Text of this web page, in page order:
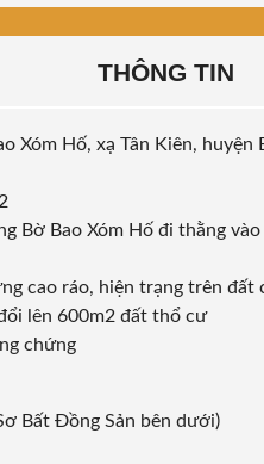
THÔNG TIN
Xóm Hố, xạ Tân Kiên, huyện
Bờ Bao Xóm Hố đi thằng
cao ráo, hiện trạng trên đất
lên 600m2 đất thổ cư
chứng
Bất Đồng Sản bên dưới)